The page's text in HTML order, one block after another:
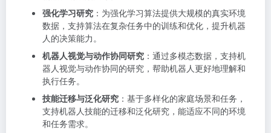
强化学习研究 ：为强化学习算法提供大规模的真实环境
数据，支持算法在复杂任务中的训练和优化，提升机器
人的决策能力。
机器人视觉与动作协同研究 ：通过多模态数据，支持机
器人视觉与动作协同的研究，帮助机器人更好地理解和
执行任务。
技能迁移与泛化研究 ：基于多样化的家庭场景和任务，
支持机器人技能的迁移和泛化研究，能适应不同的环境
和任务需求。